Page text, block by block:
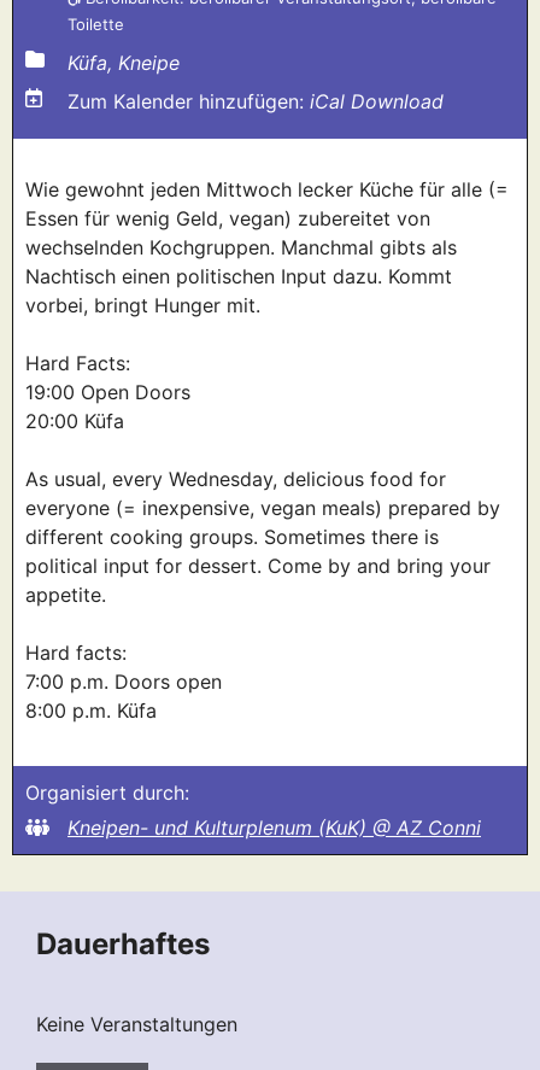
Toilette
Küfa, Kneipe
Zum Kalender hinzufügen: iCal Download
Wie gewohnt jeden Mittwoch lecker Küche für alle (=
Essen für wenig Geld, vegan) zubereitet von
wechselnden Kochgruppen. Manchmal gibts als
Nachtisch einen politischen Input dazu. Kommt
vorbei, bringt Hunger mit.
Hard Facts:
19:00 Open Doors
20:00 Küfa
As usual, every Wednesday, delicious food for
everyone (= inexpensive, vegan meals) prepared by
different cooking groups. Sometimes there is
political input for dessert. Come by and bring your
appetite.
Hard facts:
7:00 p.m. Doors open
8:00 p.m. Küfa
Organisiert durch:
Kneipen- und Kulturplenum (KuK) @ AZ Conni
Dauerhaftes
Keine Veranstaltungen